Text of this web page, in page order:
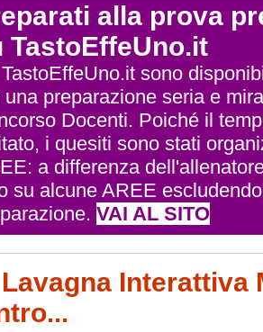
alla prova
TastoEffeUno.it
sono
una preparazione seria e
Docenti. Poiché il
i quesiti sono stati
a differenza
su alcune AREE
VAI AL SITO
Interattiva